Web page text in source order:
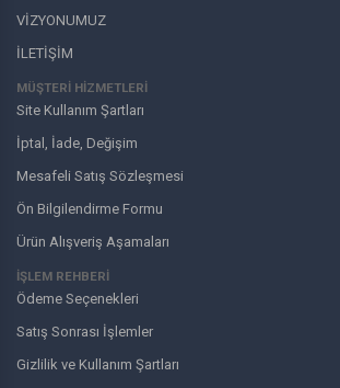
VİZYONUMUZ
İLETİŞİM
MÜŞTERI HIZMETLERI
Site Kullanım Şartları
İptal, İade, Değişim
Mesafeli Satış Sözleşmesi
Ön Bilgilendirme Formu
Ürün Alışveriş Aşamaları
İŞLEM REHBERİ
Ödeme Seçenekleri
Satış Sonrası İşlemler
Gizlilik ve Kullanım Şartları